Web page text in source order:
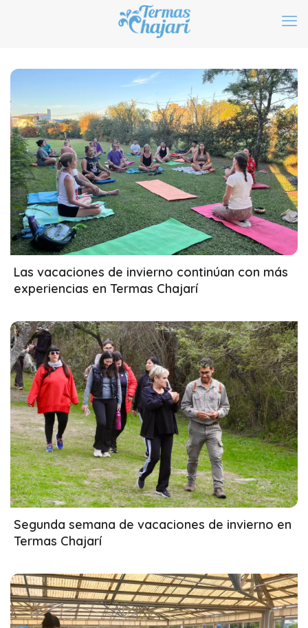
22/07/2026
Las vacaciones de invierno continúan con más
experiencias en Termas Chajarí
14/07/2026
Segunda semana de vacaciones de invierno en
Termas Chajarí